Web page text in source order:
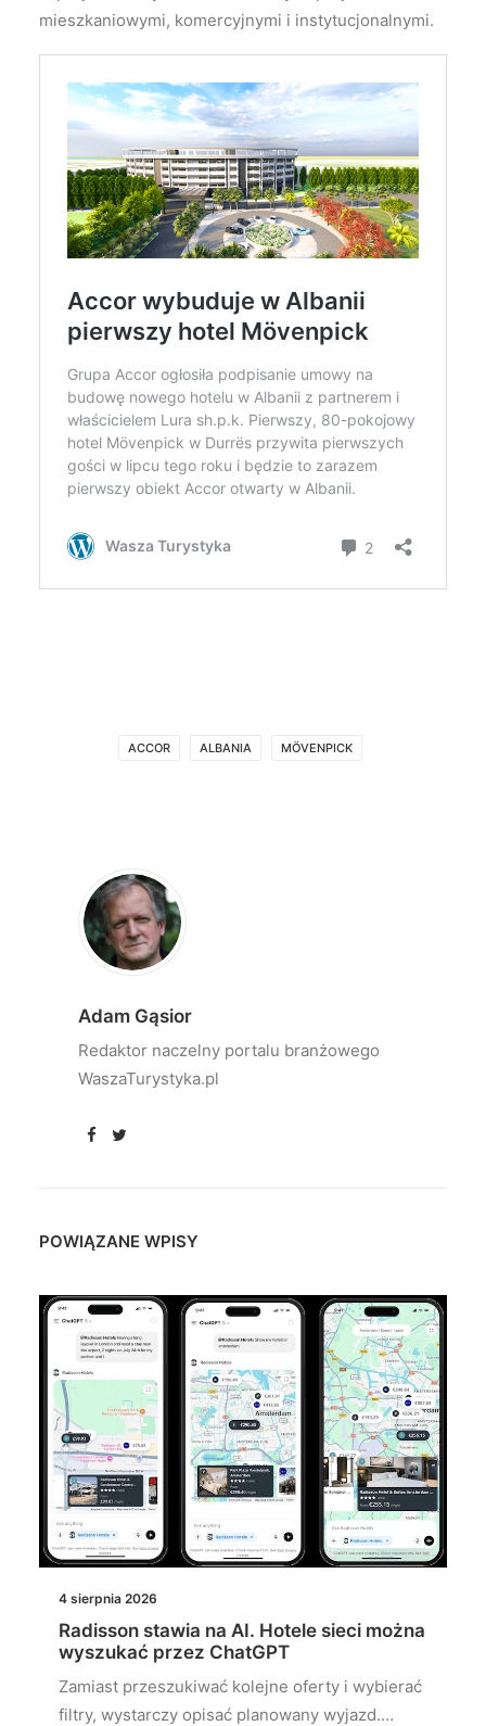
mieszkaniowymi, komercyjnymi i instytucjonalnymi.
ACCOR ALBANIA MÖVENPICK
Adam Gąsior
Redaktor naczelny portalu branżowego
WaszaTurystyka.pl
POWIĄZANE WPISY
4 sierpnia 2026
Radisson stawia na AI. Hotele sieci można
wyszukać przez ChatGPT
Zamiast przeszukiwać kolejne oferty i wybierać
filtry, wystarczy opisać planowany wyjazd.…